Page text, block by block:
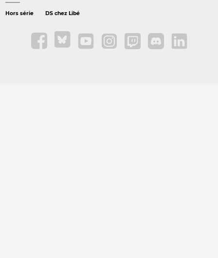
Hors série DS chez Libé